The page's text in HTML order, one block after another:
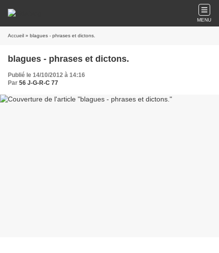
MENU
Accueil » blagues - phrases et dictons.
blagues - phrases et dictons.
Publié le 14/10/2012 à 14:16
Par 56 J-G-R-C 77